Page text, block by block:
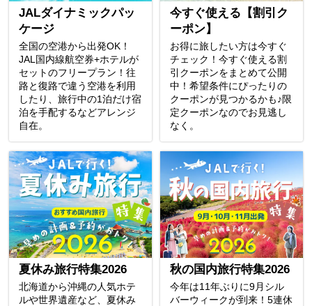
JALダイナミックパッ
ケージ
全国の空港から出発OK！
JAL国内線航空券+ホテルが
セットのフリープラン！往
路と復路で違う空港を利用
したり、旅行中の1泊だけ宿
泊を手配するなどアレンジ
自在。
今すぐ使える【割引ク
ーポン】
お得に旅したい方は今すぐ
チェック！今すぐ使える割
引クーポンをまとめて公開
中！希望条件にぴったりの
クーポンが見つかるかも♪限
定クーポンなのでお見逃し
なく。
夏休み旅行特集2026
北海道から沖縄の人気ホテ
ルや世界遺産など、夏休み
秋の国内旅行特集2026
今年は11年ぶりに9月シル
バーウィークが到来！5連休